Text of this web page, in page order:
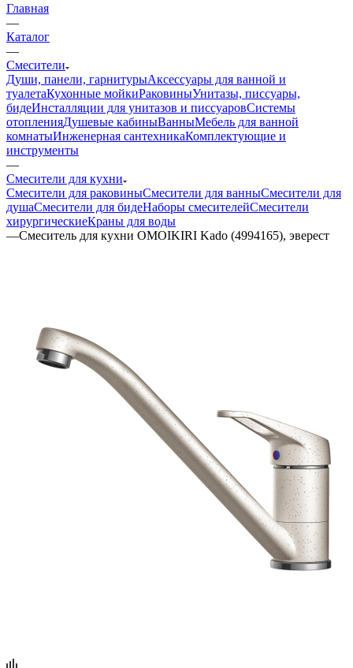
Главная
—
Каталог
—
Смесители
Души, панели, гарнитурыАксессуары для ванной и
туалетаКухонные мойкиРаковиныУнитазы, писсуары,
бидеИнсталляции для унитазов и писсуаровСистемы
отопленияДушевые кабиныВанныМебель для ванной
комнатыИнженерная сантехникаКомплектующие и
инструменты
—
Смесители для кухни
Смесители для раковиныСмесители для ванныСмесители для
душаСмесители для бидеНаборы смесителейСмесители
хирургическиеКраны для воды
—Смеситель для кухни OMOIKIRI Kado (4994165), эверест